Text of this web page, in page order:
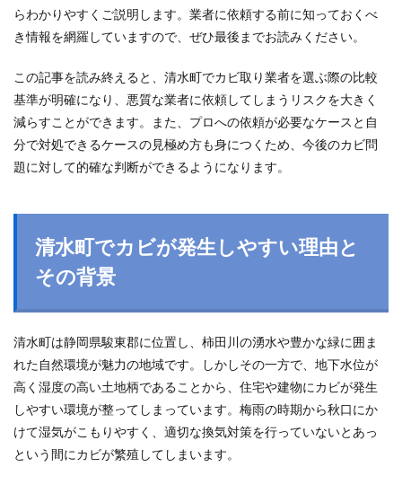
らわかりやすくご説明します。業者に依頼する前に知っておくべ
き情報を網羅していますので、ぜひ最後までお読みください。
この記事を読み終えると、清水町でカビ取り業者を選ぶ際の比較
基準が明確になり、悪質な業者に依頼してしまうリスクを大きく
減らすことができます。また、プロへの依頼が必要なケースと自
分で対処できるケースの見極め方も身につくため、今後のカビ問
題に対して的確な判断ができるようになります。
清水町でカビが発生しやすい理由と
その背景
清水町は静岡県駿東郡に位置し、柿田川の湧水や豊かな緑に囲ま
れた自然環境が魅力の地域です。しかしその一方で、地下水位が
高く湿度の高い土地柄であることから、住宅や建物にカビが発生
しやすい環境が整ってしまっています。梅雨の時期から秋口にか
けて湿気がこもりやすく、適切な換気対策を行っていないとあっ
という間にカビが繁殖してしまいます。